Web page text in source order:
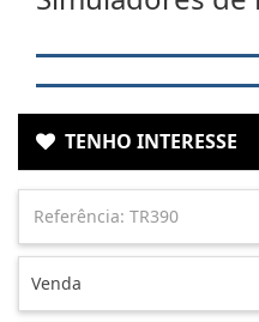
TENHO INTERESSE
Venda